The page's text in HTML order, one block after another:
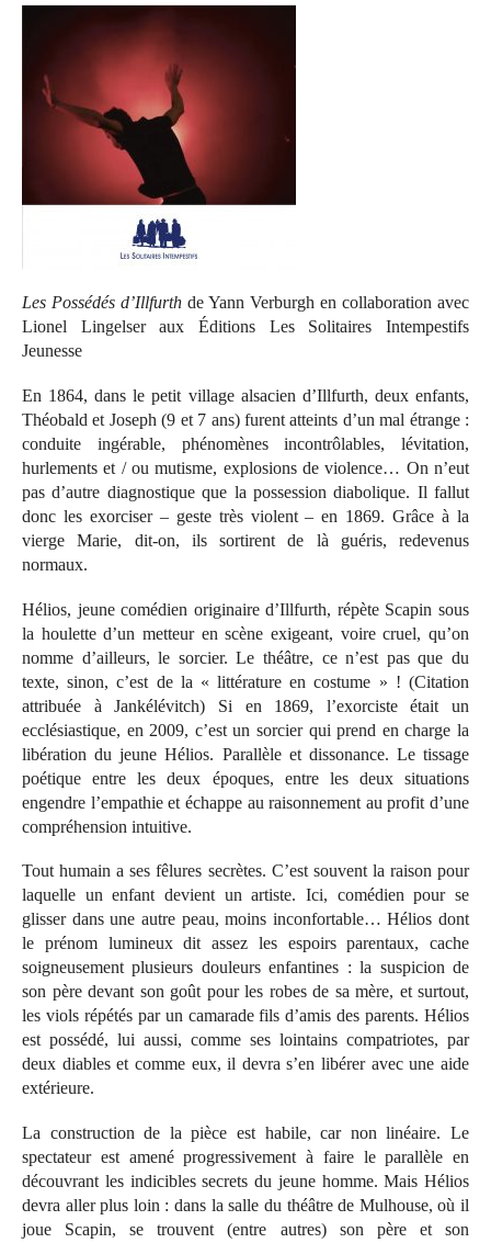
Les Possédés d’Illfurth de Yann Verburgh en collaboration avec
Lionel Lingelser aux Éditions Les Solitaires Intempestifs
Jeunesse
En 1864, dans le petit village alsacien d’Illfurth, deux enfants,
Théobald et Joseph (9 et 7 ans) furent atteints d’un mal étrange :
conduite ingérable, phénomènes incontrôlables, lévitation,
hurlements et / ou mutisme, explosions de violence… On n’eut
pas d’autre diagnostique que la possession diabolique. Il fallut
donc les exorciser – geste très violent – en 1869. Grâce à la
vierge Marie, dit-on, ils sortirent de là guéris, redevenus
normaux.
Hélios, jeune comédien originaire d’Illfurth, répète Scapin sous
la houlette d’un metteur en scène exigeant, voire cruel, qu’on
nomme d’ailleurs, le sorcier. Le théâtre, ce n’est pas que du
texte, sinon, c’est de la « littérature en costume » ! (Citation
attribuée à Jankélévitch) Si en 1869, l’exorciste était un
ecclésiastique, en 2009, c’est un sorcier qui prend en charge la
libération du jeune Hélios. Parallèle et dissonance. Le tissage
poétique entre les deux époques, entre les deux situations
engendre l’empathie et échappe au raisonnement au profit d’une
compréhension intuitive.
Tout humain a ses fêlures secrètes. C’est souvent la raison pour
laquelle un enfant devient un artiste. Ici, comédien pour se
glisser dans une autre peau, moins inconfortable… Hélios dont
le prénom lumineux dit assez les espoirs parentaux, cache
soigneusement plusieurs douleurs enfantines : la suspicion de
son père devant son goût pour les robes de sa mère, et surtout,
les viols répétés par un camarade fils d’amis des parents. Hélios
est possédé, lui aussi, comme ses lointains compatriotes, par
deux diables et comme eux, il devra s’en libérer avec une aide
extérieure.
La construction de la pièce est habile, car non linéaire. Le
spectateur est amené progressivement à faire le parallèle en
découvrant les indicibles secrets du jeune homme. Mais Hélios
devra aller plus loin : dans la salle du théâtre de Mulhouse, où il
joue Scapin, se trouvent (entre autres) son père et son